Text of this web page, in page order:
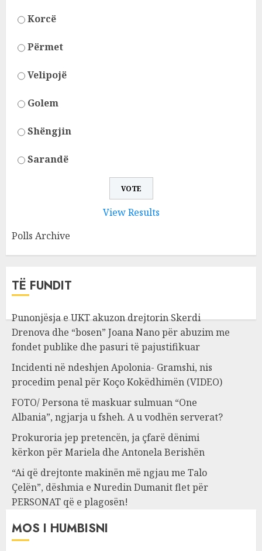
Korcë
Përmet
Velipojë
Golem
Shëngjin
Sarandë
View Results
Polls Archive
TË FUNDIT
Punonjësja e UKT akuzon drejtorin Skerdi
Drenova dhe “bosen” Joana Nano për abuzim me
fondet publike dhe pasuri të pajustifikuar
Incidenti në ndeshjen Apolonia- Gramshi, nis
procedim penal për Koço Kokëdhimën (VIDEO)
FOTO/ Persona të maskuar sulmuan “One
Albania”, ngjarja u fsheh. A u vodhën serverat?
Prokuroria jep pretencën, ja çfarë dënimi
kërkon për Mariela dhe Antonela Berishën
“Ai që drejtonte makinën më ngjau me Talo
Çelën”, dëshmia e Nuredin Dumanit flet për
PERSONAT që e plagosën!
MOS I HUMBISNI